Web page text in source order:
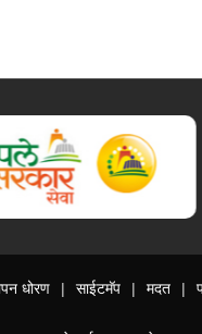
धोरण साईटमॅप मदत